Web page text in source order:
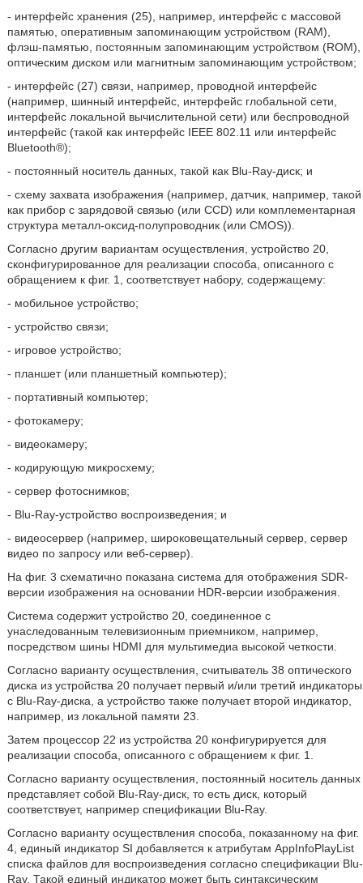
- интерфейс хранения (25), например, интерфейс с массовой
памятью, оперативным запоминающим устройством (RAM),
флэш-памятью, постоянным запоминающим устройством (ROM),
оптическим диском или магнитным запоминающим устройством;
- интерфейс (27) связи, например, проводной интерфейс
(например, шинный интерфейс, интерфейс глобальной сети,
интерфейс локальной вычислительной сети) или беспроводной
интерфейс (такой как интерфейс IEEE 802.11 или интерфейс
Bluetooth®);
- постоянный носитель данных, такой как Blu-Ray-диск; и
- схему захвата изображения (например, датчик, например, такой
как прибор с зарядовой связью (или CCD) или комплементарная
структура металл-оксид-полупроводник (или CMOS)).
Согласно другим вариантам осуществления, устройство 20,
сконфигурированное для реализации способа, описанного с
обращением к фиг. 1, соответствует набору, содержащему:
- мобильное устройство;
- устройство связи;
- игровое устройство;
- планшет (или планшетный компьютер);
- портативный компьютер;
- фотокамеру;
- видеокамеру;
- кодирующую микросхему;
- сервер фотоснимков;
- Blu-Ray-устройство воспроизведения; и
- видеосервер (например, широковещательный сервер, сервер
видео по запросу или веб-сервер).
На фиг. 3 схематично показана система для отображения SDR-
версии изображения на основании HDR-версии изображения.
Система содержит устройство 20, соединенное с
унаследованным телевизионным приемником, например,
посредством шины HDMI для мультимедиа высокой четкости.
Согласно варианту осуществления, считыватель 38 оптического
диска из устройства 20 получает первый и/или третий индикаторы
с Blu-Ray-диска, а устройство также получает второй индикатор,
например, из локальной памяти 23.
Затем процессор 22 из устройства 20 конфигурируется для
реализации способа, описанного с обращением к фиг. 1.
Согласно варианту осуществления, постоянный носитель данных
представляет собой Blu-Ray-диск, то есть диск, который
соответствует, например спецификации Blu-Ray.
Согласно варианту осуществления способа, показанному на фиг.
4, единый индикатор SI добавляется к атрибутам AppInfoPlayList
списка файлов для воспроизведения согласно спецификации Blu-
Ray. Такой единый индикатор может быть синтаксическим